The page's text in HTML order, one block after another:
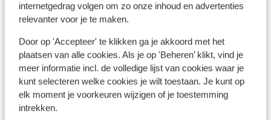
internetgedrag volgen om zo onze inhoud en advertenties
relevanter voor je te maken.
Door op 'Accepteer' te klikken ga je akkoord met het
plaatsen van alle cookies. Als je op 'Beheren’ klikt, vind je
meer informatie incl. de volledige lijst van cookies waar je
kunt selecteren welke cookies je wilt toestaan. Je kunt op
elk moment je voorkeuren wijzigen of je toestemming
intrekken.
Afstanden
Centrum: 750 m
Skipiste: 0 m
Direct aan de skipiste
Skilift: 250 m
Skipas, -les en verhuur